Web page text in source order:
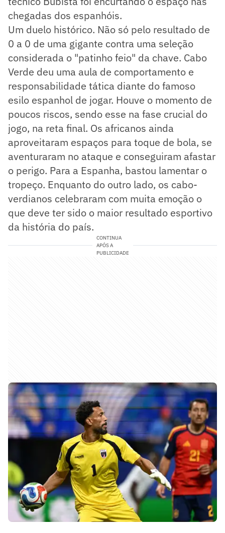
chegadas dos espanhóis.
Um duelo histórico. Não só pelo resultado de
0 a 0 de uma gigante contra uma seleção
considerada o "patinho feio" da chave. Cabo
Verde deu uma aula de comportamento e
responsabilidade tática diante do famoso
esilo espanhol de jogar. Houve o momento de
poucos riscos, sendo esse na fase crucial do
jogo, na reta final. Os africanos ainda
aproveitaram espaços para toque de bola, se
aventuraram no ataque e conseguiram afastar
o perigo. Para a Espanha, bastou lamentar o
tropeço. Enquanto do outro lado, os cabo-
verdianos celebraram com muita emoção o
que deve ter sido o maior resultado esportivo
da história do país.
CONTINUA
APÓS A
PUBLICIDADE